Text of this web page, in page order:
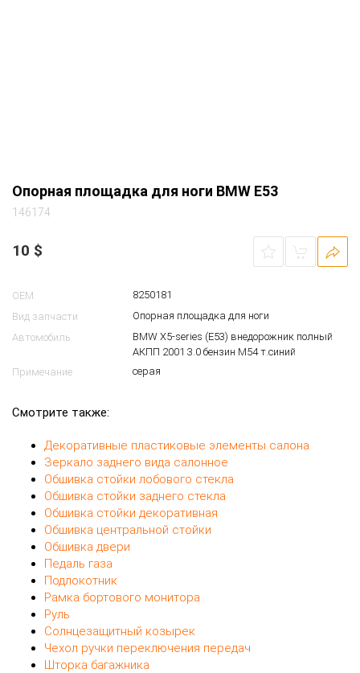
Опорная площадка для ноги BMW E53
146174
10 $
OEM
8250181
Вид запчасти
Опорная площадка для ноги
Автомобиль
BMW X5-series (E53) внедорожник полный
АКПП 2001 3.0 бензин M54 т.синий
Примечание
серая
Смотрите также:
Декоративные пластиковые элементы салона
Зеркало заднего вида салонное
Обшивка стойки лобового стекла
Обшивка стойки заднего стекла
Обшивка стойки декоративная
Обшивка центральной стойки
Обшивка двери
Педаль газа
Подлокотник
Рамка бортового монитора
Руль
Солнцезащитный козырек
Чехол ручки переключения передач
Шторка багажника